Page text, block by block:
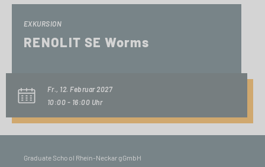
EXKURSION
RENOLIT SE Worms
Fr., 12. Februar 2027
10:00 - 16:00 Uhr
Graduate School Rhein-Neckar gGmbH